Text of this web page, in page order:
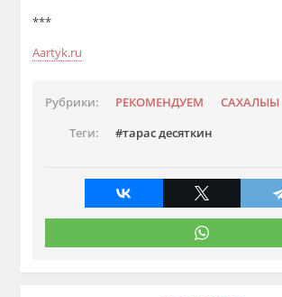
***
Aartyk.ru
Рубрики: РЕКОМЕНДУЕМ
САХАЛЫЫ
Теги:
тарас десяткин